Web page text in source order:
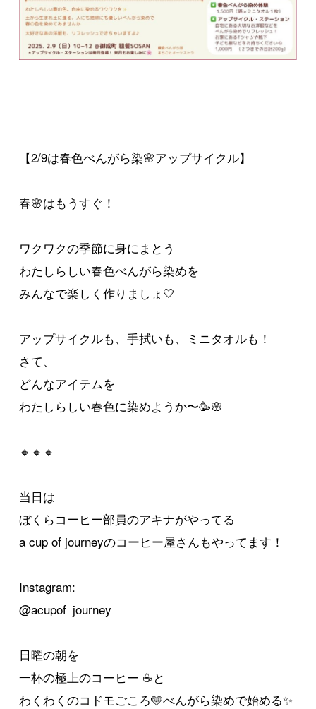
【2/9は春色べんがら染🌸アップサイクル】
春🌸はもうすぐ！
ワクワクの季節に身にまとう
わたしらしい春色べんがら染めを
みんなで楽しく作りましょ🤍
アップサイクルも、手拭いも、ミニタオルも！
さて、
どんなアイテムを
わたしらしい春色に染めようか〜🥳🌸
🔸🔸🔸
当日は
ぼくらコーヒー部員のアキナがやってる
a cup of journeyのコーヒー屋さんもやってます！
Instagram:
@acupof_journey
日曜の朝を
一杯の極上のコーヒー ☕️と
わくわくのコドモごころ🩵べんがら染めで始める✨